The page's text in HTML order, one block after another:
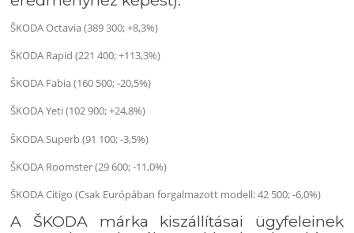
ŠKODA Octavia (389 300; +8,3%)
ŠKODA Rapid (221 400; +113,3%)
ŠKODA Fabia (160 500; -20,5%)
ŠKODA Yeti (102 900; +24,8%)
ŠKODA Superb (91 100; -3,5%)
ŠKODA Roomster (29 600; -11,0%)
ŠKODA Citigo (Csak Európában forgalmazott modell: 42 500; -6,0%)
A ŠKODA márka kiszállításai ügyfeleinek